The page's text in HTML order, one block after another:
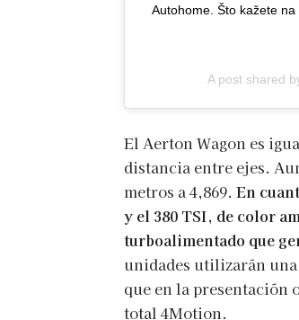
Autohome. Što kažete na
A post shared
El Aerton Wagon es
distancia entre ejes.
metros a 4,869. En
y el 380 TSI, de color
turboalimentado que
unidades utilizarán una
que en la presentación
total 4Motion.